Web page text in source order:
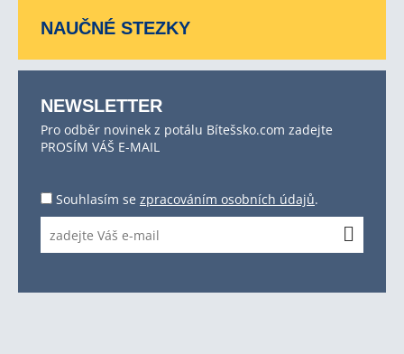
NAUČNÉ STEZKY
NEWSLETTER
Pro odběr novinek z potálu Bítešsko.com zadejte
PROSÍM VÁŠ E-MAIL
Souhlasím se zpracováním osobních údajů.